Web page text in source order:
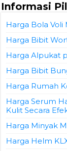
Informasi
Harga Bola Voli
Harga Bibit
Harga Alpukat
Harga Bibit
Harga Rumah
Harga Serum
Kulit Secara
Harga Minyak
Harga Helm